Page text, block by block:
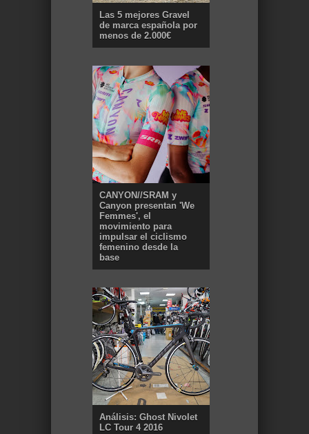
Las 5 mejores Gravel
de marca española por
menos de 2.000€
CANYON//SRAM y
Canyon presentan 'We
Femmes', el
movimiento para
impulsar el ciclismo
femenino desde la
base
Análisis: Ghost Nivolet
LC Tour 4 2016